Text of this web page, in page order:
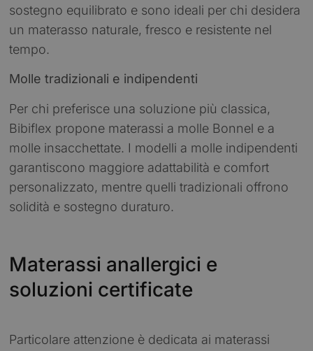
sostegno equilibrato e sono ideali per chi desidera
un materasso naturale, fresco e resistente nel
tempo.
Molle tradizionali e indipendenti
Per chi preferisce una soluzione più classica,
Bibiflex propone materassi a molle Bonnel e a
molle insacchettate. I modelli a molle indipendenti
garantiscono maggiore adattabilità e comfort
personalizzato, mentre quelli tradizionali offrono
solidità e sostegno duraturo.
Materassi anallergici e
soluzioni certificate
Particolare attenzione è dedicata ai materassi